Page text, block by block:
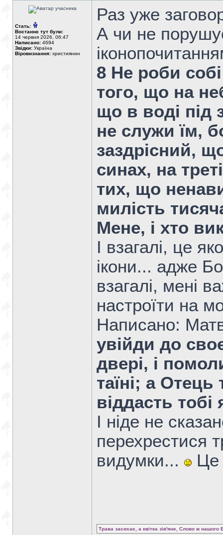
Стать:
Востаннє тут були:
14 червня 2026, 06:47
Написано: 4694
Звідки: Україна
Віровизнання: християнин
Раз уже
А чи не
8 Не роби
того, що на
що в воді під
не служи їм,
заздрісний,
синах, на
тих, що
милість
Мене, і хто
І взагалі, це
ікони... адже
взагалі, мені
настроїти на
Написано:
увійди до
двері, і
таїні; а
віддасть тобі
І ніде не
перехрестися
видумки...
Це
Трава засихає, а квітка зів'яне, Слово ж нашого